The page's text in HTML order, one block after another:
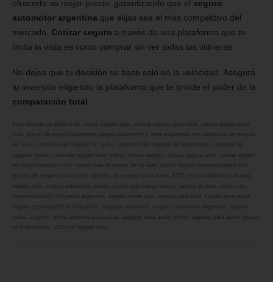
ofrecerte su mejor precio, garantizando que el seguro
automotor argentina que elijas sea el más competitivo del
mercado. Cotizar seguro a través de una plataforma que te
limita la vista es como comprar sin ver todas las vidrieras.
No dejes que tu decisión se base solo en la velocidad. Asegurá
tu inversión eligiendo la plataforma que te brinde el poder de la
comparación total
cotizar seguro auto cotizar seguro automotor
cotizar seguro para
cotizacion de seguro
cotizacion de seguros de autos cotizador de seguros de auto online
cotizador de
cotizador seguro auto online cotizar seguro cotizar seguro auto
cotizar seguro
Seguro Auto